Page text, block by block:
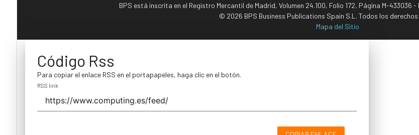
BPS está inscrita en el Registro Mercantil de Madrid, Volumen 24.100, Folio 172, Página M-
© 2026 BPS Business Publications Spain S.L. Todos los
Mapa del Sitio
Código Rss
Para copiar el enlace RSS en el portapapeles, haga clic en el botón.
RSS link